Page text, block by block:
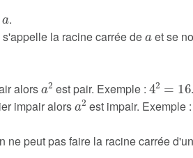
.
s'appelle la racine carrée de et se
alors
a2
est pair. Exemple :
42
.
impair alors
a2
est impair. Exemple :
peut pas faire la racine carrée